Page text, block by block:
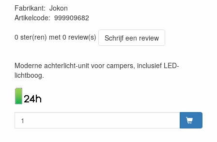
Fabrikant: Jokon
Artikelcode: 999909682
0 ster(ren) met 0 review(s)
Schrijf een review
Moderne achterlicht-unit voor campers, inclusief LED-
lichtboog.